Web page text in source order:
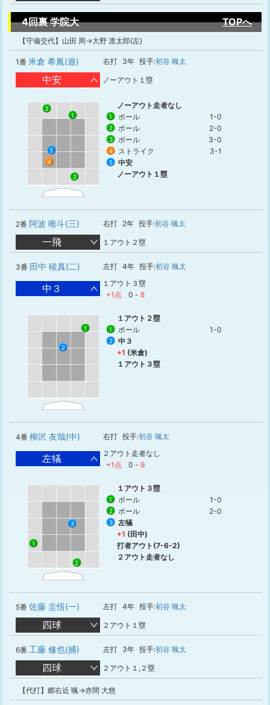
4回裏 学院大 TOPへ
【守備交代】山田 周→大野 凛太郎(左)
1番 米倉 希胤(遊) 右打 3年 投手:初谷 颯太
中安 ノーアウト１塁
1
2
3
4
5
ノーアウト走者なし
1 ボール 1-0
2 ボール 2-0
3 ボール 3-0
4 ストライク 3-1
5
中安
ノーアウト１塁
2番 阿波 唯斗(三) 右打 2年 投手:初谷 颯太
一飛 １アウト２塁
3番 田中 稜真(二) 左打 4年 投手:初谷 颯太
中３
１アウト３塁
+1点
0 - 8
1
2
１アウト２塁
1 ボール 1-0
2
中３
+1 (米倉)
１アウト３塁
4番 柳沢 友哉(中) 右打 投手:初谷 颯太
左犠
２アウト走者なし
+1点
0 - 9
1
2
3
１アウト３塁
1 ボール 1-0
2 ボール 2-0
3
左犠
+1 (田中)
打者アウト(7-6-2)
２アウト走者なし
5番 佐藤 圭悟(一) 左打 4年 投手:初谷 颯太
四球 ２アウト１塁
6番 工藤 修也(捕) 左打 3年 投手:初谷 颯太
四球 ２アウト１,２塁
【代打】郷右近 颯→赤間 大慈